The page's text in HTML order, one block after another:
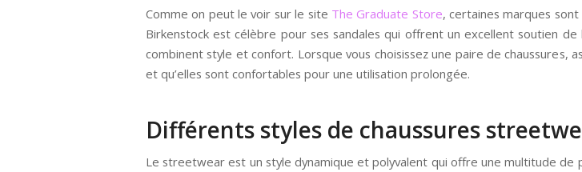
Comme on peut le voir sur le site The Graduate Store, certaines marques sont
Birkenstock est célèbre pour ses sandales qui offrent un excellent soutien
combinent style et confort. Lorsque vous choisissez une paire de chaussures,
et qu’elles sont confortables pour une utilisation prolongée.
Différents styles de chaussures
Le streetwear est un style dynamique et polyvalent qui offre une multitude